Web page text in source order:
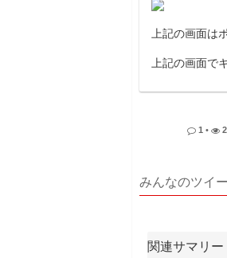
上記の画面は
上記の画面で
1 •
みんなのツイ
関連サマリー